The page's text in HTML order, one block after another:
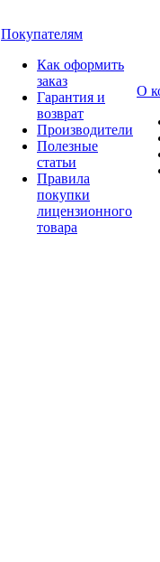
Покупателям
Как оформить
заказ
Гарантия и
возврат
Производители
Полезные
статьи
Правила
покупки
лицензионного
товара
О